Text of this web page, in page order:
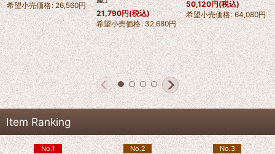
希望小売価格: 26,560円
21,790円(税込)
希望小売価格: 32,680円
50,120円(税込)
希望小売価格: 64,080円
Item Ranking
No.1 No.2 No.3